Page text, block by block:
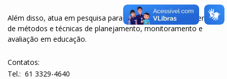
Além disso, atua em pesquisa para o melhor desenvolvimento
de métodos e técnicas de planejamento, monitoramento e
avaliação em educação.
Contatos:
Tel.: 61 3329-4640